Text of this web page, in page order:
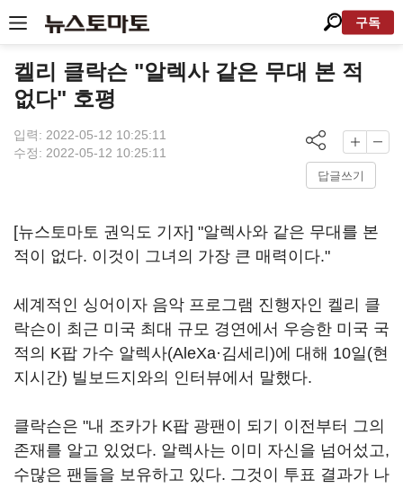
구독
켈리 클락슨 "알렉사 같은 무대 본 적
없다" 호평
입력: 2022-05-12 10:25:11
수정: 2022-05-12 10:25:11
답글쓰기
[뉴스토마토 권익도 기자] "알렉사와 같은 무대를 본
적이 없다. 이것이 그녀의 가장 큰 매력이다."
세계적인 싱어이자 음악 프로그램 진행자인 켈리 클
락슨이 최근 미국 최대 규모 경연에서 우승한 미국 국
적의 K팝 가수 알렉사(AleXa·김세리)에 대해 10일(현
지시간) 빌보드지와의 인터뷰에서 말했다.
클락슨은 "내 조카가 K팝 광팬이 되기 이전부터 그의
존재를 알고 있었다. 알렉사는 이미 자신을 넘어섰고,
수많은 팬들을 보유하고 있다. 그것이 투표 결과가 나